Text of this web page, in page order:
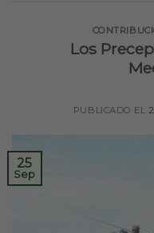
Los
PUBLICADO EL
25
Sep